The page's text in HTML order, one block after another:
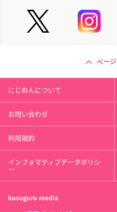
ペー
にじめんについて
お問い合わせ
利用規約
インフォマティブデータポリシ
ー
kusuguru media